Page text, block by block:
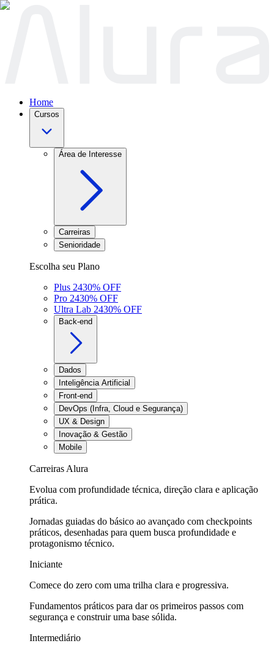
Home
Cursos
Área de Interesse
Carreiras
Senioridade
Escolha seu Plano
Plus 2430% OFF
Pro 2430% OFF
Ultra Lab 2430% OFF
Back-end
Dados
Inteligência Artificial
Front-end
DevOps (Infra, Cloud e Segurança)
UX & Design
Inovação & Gestão
Mobile
Carreiras Alura
Evolua com profundidade técnica, direção clara e aplicação
prática.
Jornadas guiadas do básico ao avançado com checkpoints
práticos, desenhadas para quem busca profundidade e
protagonismo técnico.
Iniciante
Comece do zero com uma trilha clara e progressiva.
Fundamentos práticos para dar os primeiros passos com
segurança e construir uma base sólida.
Intermediário